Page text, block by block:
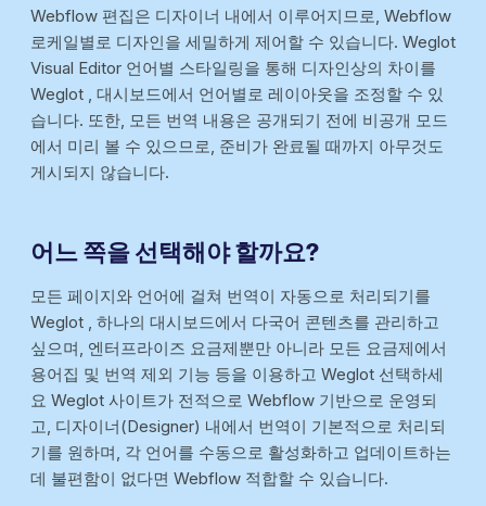
Webflow 편집은 디자이너 내에서 이루어지므로, Webflow
로케일별로 디자인을 세밀하게 제어할 수 있습니다. Weglot
Visual Editor 언어별 스타일링을 통해 디자인상의 차이를
Weglot , 대시보드에서 언어별로 레이아웃을 조정할 수 있
습니다. 또한, 모든 번역 내용은 공개되기 전에 비공개 모드
에서 미리 볼 수 있으므로, 준비가 완료될 때까지 아무것도
게시되지 않습니다.
어느 쪽을 선택해야 할까요?
모든 페이지와 언어에 걸쳐 번역이 자동으로 처리되기를
Weglot , 하나의 대시보드에서 다국어 콘텐츠를 관리하고
싶으며, 엔터프라이즈 요금제뿐만 아니라 모든 요금제에서
용어집 및 번역 제외 기능 등을 이용하고 Weglot 선택하세
요 Weglot 사이트가 전적으로 Webflow 기반으로 운영되
고, 디자이너(Designer) 내에서 번역이 기본적으로 처리되
기를 원하며, 각 언어를 수동으로 활성화하고 업데이트하는
데 불편함이 없다면 Webflow 적합할 수 있습니다.